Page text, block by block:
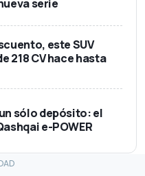
serie
este SUV
218 CV hace hasta
sólo depósito: el
e-POWER